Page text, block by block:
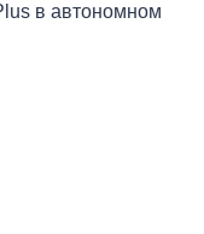
в автономном